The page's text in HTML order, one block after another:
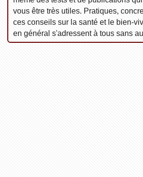
vous être très utiles. Pratiques,
ces conseils sur la santé et le bien-
en général s'adressent à tous sans